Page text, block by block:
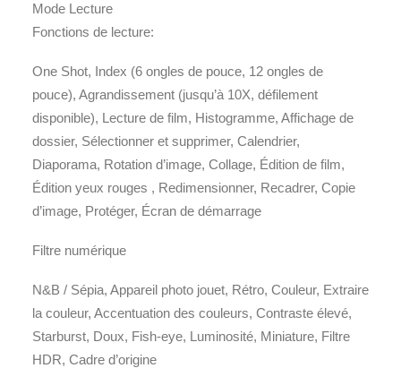
Mode Lecture
Fonctions de lecture:
One Shot, Index (6 ongles de pouce, 12 ongles de
pouce), Agrandissement (jusqu’à 10X, défilement
disponible), Lecture de film, Histogramme, Affichage de
dossier, Sélectionner et supprimer, Calendrier,
Diaporama, Rotation d’image, Collage, Édition de film,
Édition yeux rouges , Redimensionner, Recadrer, Copie
d’image, Protéger, Écran de démarrage
Filtre numérique
N&B / Sépia, Appareil photo jouet, Rétro, Couleur, Extraire
la couleur, Accentuation des couleurs, Contraste élevé,
Starburst, Doux, Fish-eye, Luminosité, Miniature, Filtre
HDR, Cadre d’origine